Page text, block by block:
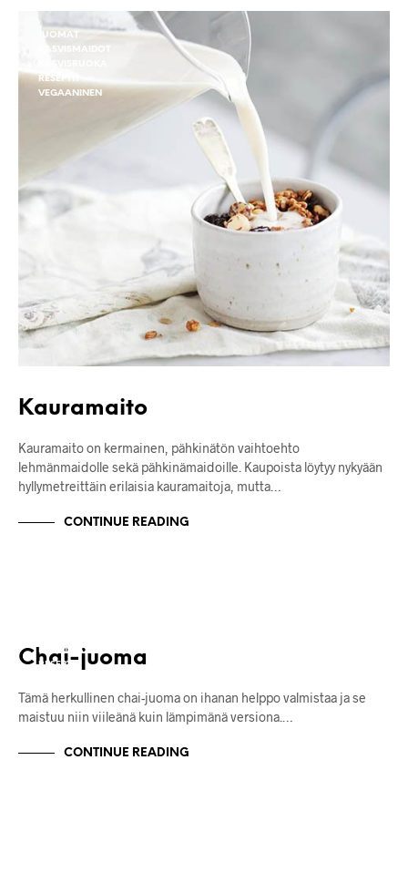
JUOMAT
KASVISMAIDOT
RESEPTIT
VEGAANINEN
Kauramaito
Kauramaito on kermainen, pähkinätön vaihtoehto
lehmänmaidolle sekä pähkinämaidoille. Kaupoista löytyy nykyään
hyllymetreittäin erilaisia kauramaitoja, mutta…
CONTINUE READING
LÄMPIMÄT JUOMAT
RESEPTIT
Chai-juoma
Tämä herkullinen chai-juoma on ihanan helppo valmistaa ja se
maistuu niin viileänä kuin lämpimänä versiona.…
CONTINUE READING